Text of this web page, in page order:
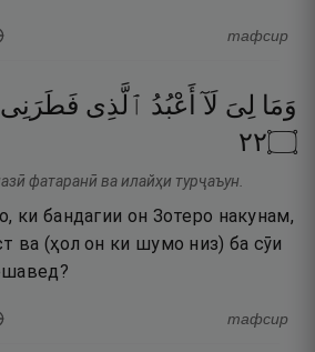
тафсир
وَمَا لِىَ لَآ أَعْبُدُ ٱلَّذِى فَطَرَنِى
۝٢٢
фатаранӣ ва илайҳи турҷаъун.
ки бандагии он Зотеро накунам,
ва (ҳол он ки шумо низ) ба сӯи
тафсир